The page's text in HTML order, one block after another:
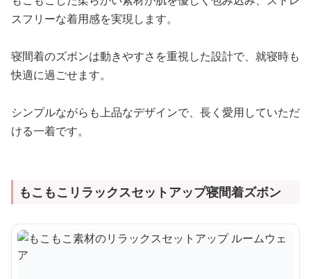
スフリーな着用感を実現します。
寝間着のズボンは動きやすさを重視した設計で、就寝時も
快適に過ごせます。
シンプルながらも上品なデザインで、長く愛用していただ
ける一着です。
もこもこリラックスセットアップ寝間着ズボン